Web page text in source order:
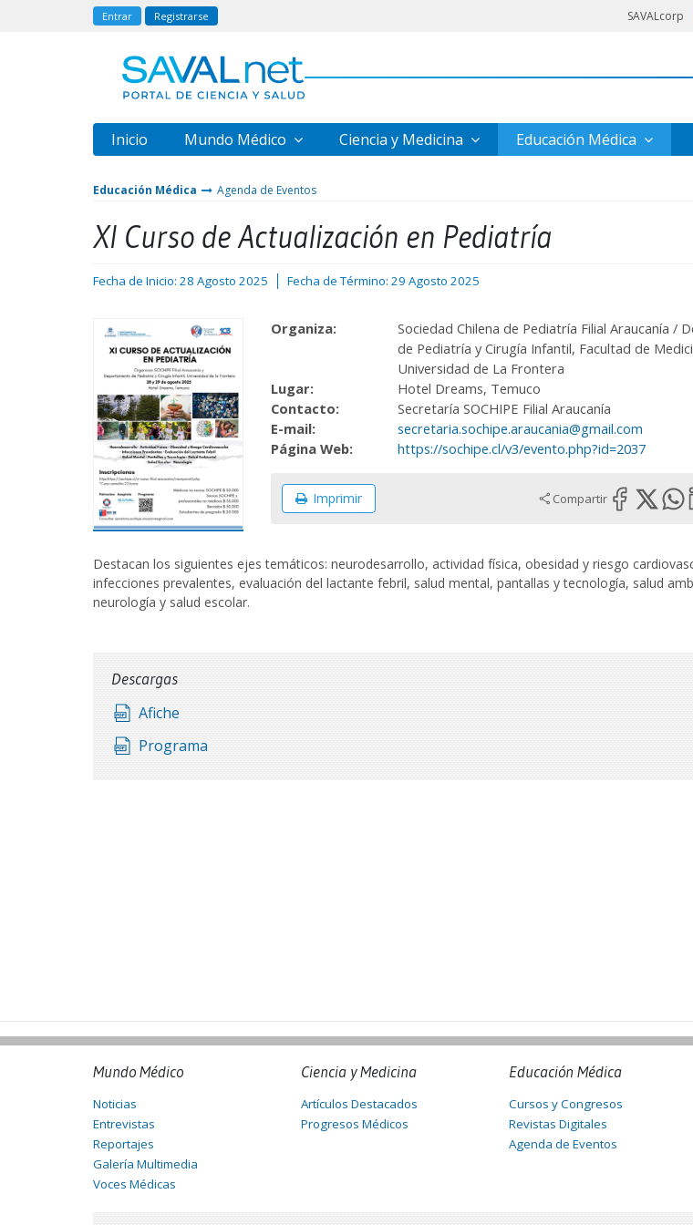
Entrar Registrarse SAVALcorp
Inicio Mundo Médico Ciencia y Medicina Educación Médica
Educación Médica Agenda de Eventos
XI Curso de Actualización en Pediatría
Fecha de Inicio: 28 Agosto 2025 Fecha de Término: 29 Agosto 2025
Organiza:
Sociedad Chilena de Pediatría Filial Araucanía /
de Pediatría y Cirugía Infantil, Facultad de
Universidad de La Frontera
Lugar:
Hotel Dreams, Temuco
Contacto:
Secretaría SOCHIPE Filial Araucanía
E-mail:
secretaria.sochipe.araucania@gmail.com
Página Web:
https://sochipe.cl/v3/evento.php?id=2037
Imprimir Compartir
Destacan los siguientes ejes temáticos: neurodesarrollo, actividad física, obesidad y riesgo
infecciones prevalentes, evaluación del lactante febril, salud mental, pantallas y tecnología, salud
neurología y salud escolar.
Descargas
Afiche
Programa
Mundo Médico
Noticias
Entrevistas
Reportajes
Galería Multimedia
Voces Médicas
Ciencia y Medicina
Artículos Destacados
Progresos Médicos
Educación Médica
Cursos y Congresos
Revistas Digitales
Agenda de Eventos